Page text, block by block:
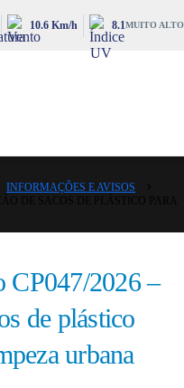
10.6 Km/h 8.1MUITO ALTO
INFORMAÇÕES E AVISOS
CP047/2026 –
de plástico
urbana